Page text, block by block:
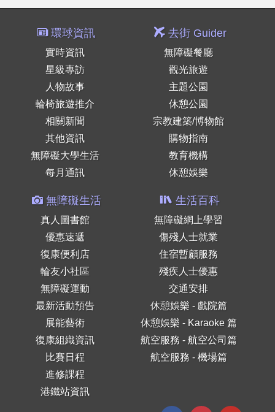
環球資訊
實時資訊
星級專訪
人物故事
輪椅旅遊推介
相關新聞
其他資訊
無障礙大學生活
每月通訊
去街 Guider
無障礙餐廳
觀光旅遊
主題公園
休憩公園
宗教建築/博物館
購物指南
教育機構
休憩娛樂
無障礙生活
真人圖書館
優惠速遞
復康便利店
輪友小社區
無障礙運動
最新活動預告
展能藝術
復康組織資訊
比賽日程
進修課程
港鐵站資訊
生活百科
無障礙網上學習
傷殘人士就業
住宿暫顧服務
殘疾人士優惠
交通安排
休憩娛樂 - 戲院篇
休憩娛樂 - Karaoke 篇
航空服務 - 航空公司篇
航空服務 - 機場篇